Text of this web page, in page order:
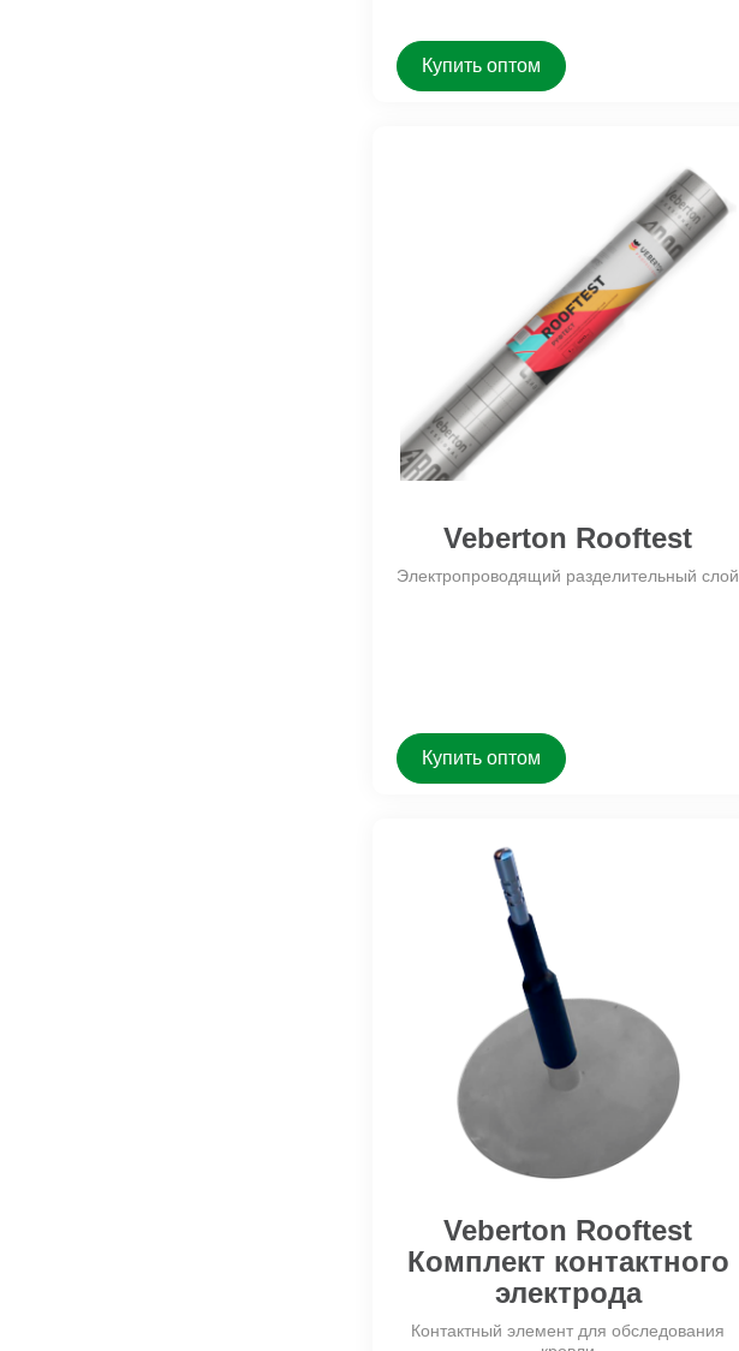
Купить оптом
Veberton Rooftest
Электропроводящий разделительный слой
Купить оптом
Veberton Rooftest
Комплект контактного
электрода
Контактный элемент для обследования